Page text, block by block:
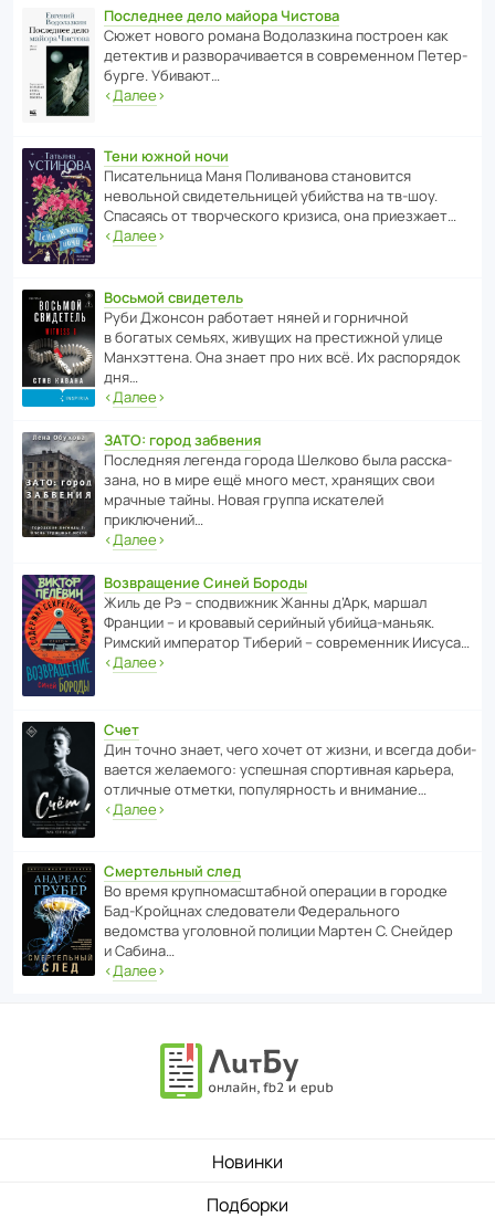
Последнее дело майора Чистова
Сюжет нового романа Водо­ла­з­кина пост­роен как
дете­ктив и разво­ра­чи­ва­ется в совре­менном Пете­р­
бурге. Убивают…
‹Далее›
Тени южной ночи
Писа­тель­ница Маня Поли­ва­нова стано­вится
невольной свиде­тель­ницей убийства на тв-шоу.
Спасаясь от твор­че­с­кого кризиса, она приезжает…
‹Далее›
Восьмой свидетель
Руби Джонсон рабо­тает няней и горни­чной
в богатых семьях, живущих на прес­ти­жной улице
Манх­эт­тена. Она знает про них всё. Их распо­рядок
дня…
‹Далее›
ЗАТО: город забвения
После­дняя легенда города Шелково была расска­
зана, но в мире ещё много мест, хранящих свои
мрачные тайны. Новая группа иска­телей
приключений…
‹Далее›
Возвращение Синей Бороды
Жиль де Рэ – спод­ви­жник Жанны д’Арк, маршал
Франции – и кровавый серийный убийца-маньяк.
Римский импе­ратор Тиберий – совре­менник Иисуса…
‹Далее›
Счет
Дин точно знает, чего хочет от жизни, и всегда доби­
ва­ется жела­е­мого: успе­шная спор­ти­вная карьера,
отли­чные отметки, попу­ля­р­ность и внимание…
‹Далее›
Смертельный след
Во время круп­но­мас­ш­та­бной операции в городке
Бад‑Крой­цнах следо­ва­тели Феде­раль­ного
ведомства уголо­вной полиции Мартен С. Снейдер
и Сабина…
‹Далее›
Новинки
Подборки